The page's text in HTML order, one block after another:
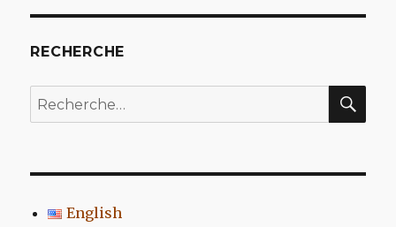
RECHERCHE
Recherche
pour
English